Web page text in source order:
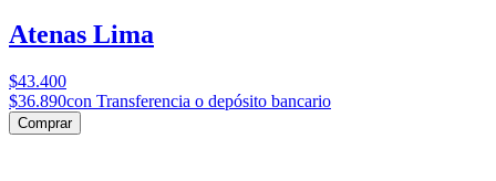
Atenas Lima
$43.400
$36.890con Transferencia o depósito bancario
Comprar